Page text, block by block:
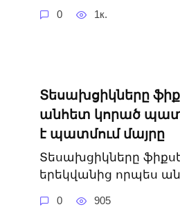
0 1к.
Տեսախցիկները
անհետ կորած
է պատմում մայրը
Տեսախցիկները
երեկվանից որպես
0 905